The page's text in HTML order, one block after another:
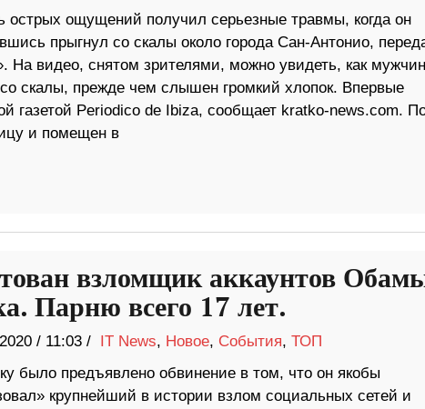
острых ощущений получил серьезные травмы, когда он
прыгнул со скалы около города Сан-Антонио,
На видео, снятом зрителями, можно увидеть, как
со скалы, прежде чем слышен громкий хлопок. Впервые
газетой Periodico de Ibiza, сообщает kratko-news.com.
и помещен в
взломщик аккаунтов
Парню всего 17 лет.
/ 11:03 / IT News, Новое, События, ТОП
было предъявлено обвинение в том, что он якобы
крупнейший в истории взлом социальных сетей и